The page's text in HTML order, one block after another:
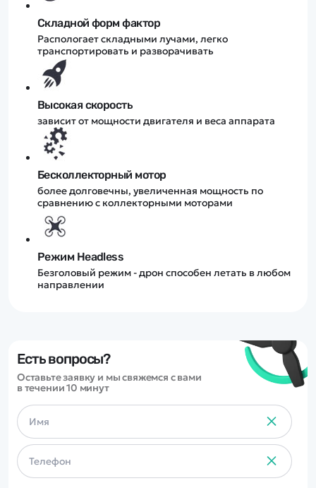
Складной форм фактор
Распологает складными лучами, легко
транспортировать и разворачивать
Высокая скорость
зависит от мощности двигателя и веса аппарата
Бесколлекторный мотор
более долговечны, увеличенная мощность по
сравнению с коллекторными моторами
Режим Headless
Безголовый режим - дрон способен летать в любом
направлении
Есть вопросы?
Оставьте заявку и мы свяжемся с вами
в течении 10 минут